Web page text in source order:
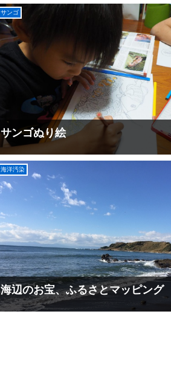
サンゴぬり絵
サンゴ
海辺のお宝、ふるさとマッピング
海洋汚染